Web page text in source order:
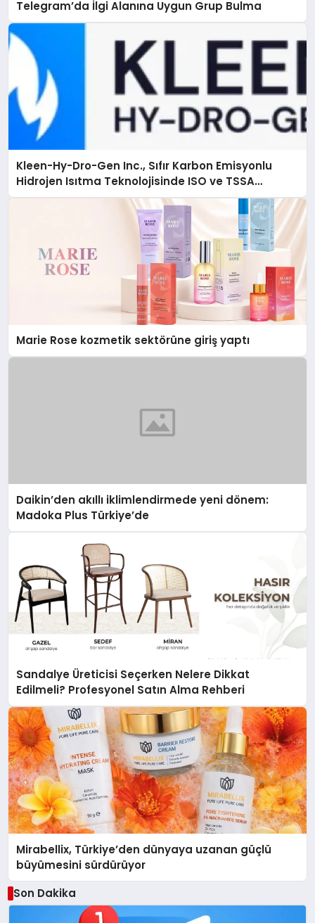
Telegram’da İlgi Alanına Uygun Grup Bulma
Kleen-Hy-Dro-Gen Inc., Sıfır Karbon Emisyonlu
Hidrojen Isıtma Teknolojisinde ISO ve TSSA
Düzenleyici Onaylarını Aldı
Marie Rose kozmetik sektörüne giriş yaptı
Daikin’den akıllı iklimlendirmede yeni dönem:
Madoka Plus Türkiye’de
Sandalye Üreticisi Seçerken Nelere Dikkat
Edilmeli? Profesyonel Satın Alma Rehberi
Mirabellix, Türkiye’den dünyaya uzanan güçlü
büyümesini sürdürüyor
Son Dakika